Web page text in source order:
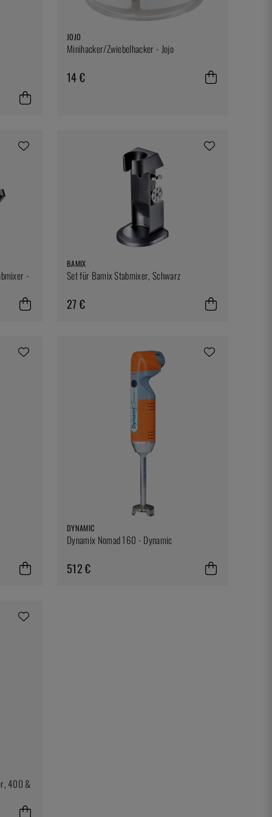
JOJO
Minihacker/Zwiebelhacker - Jojo
14 €
-
BAMIX
Set für Bamix Stabmixer, Schwarz
27 €
DYNAMIC
Dynamix Nomad 160 - Dynamic
512 €
400 &